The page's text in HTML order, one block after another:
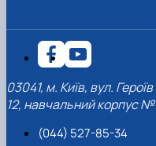
03041, м. Київ, вул.
12, навчальний корпус №
(044) 527-85-34